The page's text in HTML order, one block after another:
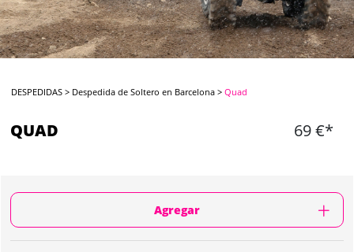
DESPEDIDAS > Despedida de Soltero en Barcelona >Quad
QUAD 69 €*
Agregar